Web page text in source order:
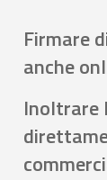
Firmare
anche